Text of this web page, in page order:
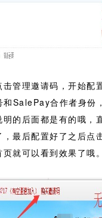
管理邀请码，开始配
SalePay合作者身份
的后面都是有的哦，
最后配置好了之后点
就可以看到效果了哦